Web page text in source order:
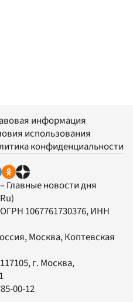
информация
использования
конфиденциальности
Главные новости дня
1067761730376, ИНН
Москва, Коптевская
117105, г. Москва,
00-12